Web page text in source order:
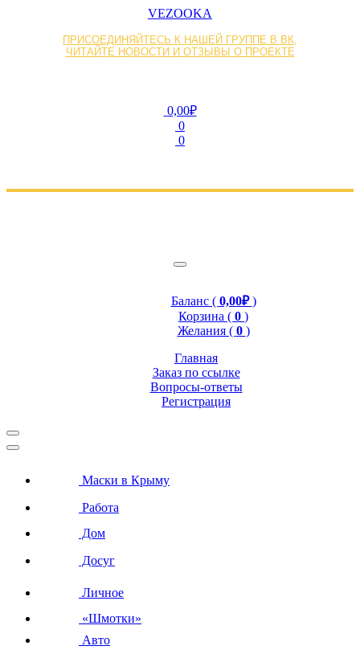
VEZOOKA
ПРИСОЕДИНЯЙТЕСЬ К НАШЕЙ ГРУППЕ В ВК,
ЧИТАЙТЕ НОВОСТИ И ОТЗЫВЫ О ПРОЕКТЕ
0,00₽
0
0
Баланс ( 0,00₽)
Корзина ( 0 )
Желания ( 0 )
Главная
Заказ по ссылке
Вопросы-ответы
Регистрация
Маски в Крыму
Работа
Дом
Досуг
Личное
«Шмотки»
Авто